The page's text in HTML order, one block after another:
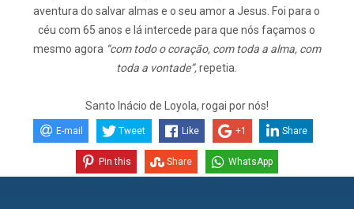
aventura do salvar almas e o seu amor a Jesus. Foi para o
céu com 65 anos e lá intercede para que nós façamos o
mesmo agora “com todo o coração, com toda a alma, com
toda a vontade”,repetia.
Santo Inácio de Loyola, rogai por nós!
E-mail Tweet Like +1 Share
Pin this Share WhatsApp